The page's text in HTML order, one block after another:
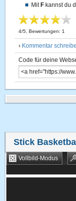
Mit F kannst du
4/5 , Bewertungen: 1
› Kommentar
Code für deine
Stick Basketball
Vollbild-Modus